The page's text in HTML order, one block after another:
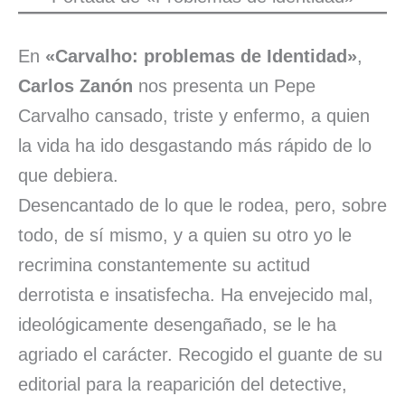
En «Carvalho: problemas de Identidad»,
Carlos Zanón nos presenta un Pepe
Carvalho cansado, triste y enfermo, a quien
la vida ha ido desgastando más rápido de lo
que debiera.
Desencantado de lo que le rodea, pero, sobre
todo, de sí mismo, y a quien su otro yo le
recrimina constantemente su actitud
derrotista e insatisfecha. Ha envejecido mal,
ideológicamente desengañado, se le ha
agriado el carácter. Recogido el guante de su
editorial para la reaparición del detective,